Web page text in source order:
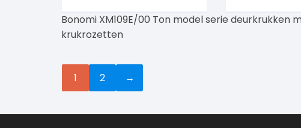
Bonomi XM109E/00 Ton model serie
krukrozetten
1 2 →